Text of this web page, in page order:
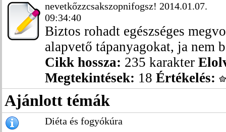
nevetkőzzcsakszopnifogsz! 2014.01.07.
09:34:40
Biztos rohadt egészséges
alapvető tápanyagokat, ja nem
Cikk hossza: 235 karakter
Megtekintések: 18 Értékelés:
Ajánlott témák
Diéta és fogyókúra